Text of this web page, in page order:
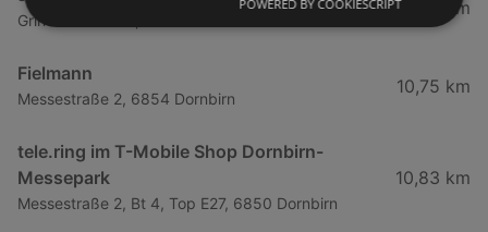
Grindelstraße 16, 6890 Lustenau
7,24 km
Fielmann
Messestraße 2, 6854 Dornbirn
10,75 km
tele.ring im T-Mobile Shop Dornbirn-
Messepark
Messestraße 2, Bt 4, Top E27, 6850 Dornbirn
10,83 km
POWERED BY COOKIESCRIPT